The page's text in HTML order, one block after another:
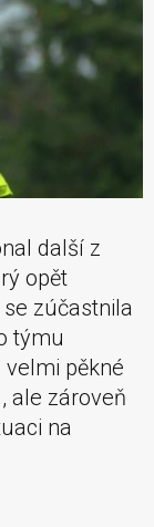
další z
opět
zúčastnila
týmu
velmi pěkné
ale zároveň
na